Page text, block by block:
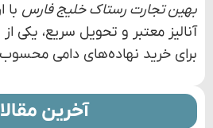
آخرین
بهین تجارت رستاک خلیج فارس با
آنالیز معتبر و تحویل سریع، یکی از
برای خرید نهاده‌های دامی